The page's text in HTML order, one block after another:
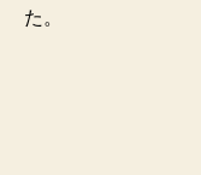
た。